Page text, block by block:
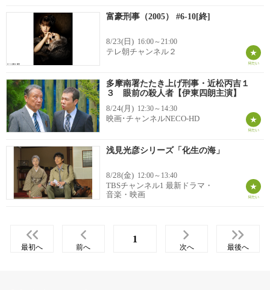
富豪刑事（2005） #6-10[終]
8/23(日) 16:00～21:00
テレ朝チャンネル２
多摩南署たたき上げ刑事・近松丙吉１
３ 眼前の殺人者【伊東四朗主演】
8/24(月) 12:30～14:30
映画･チャンネルNECO-HD
浅見光彦シリーズ「化生の海」
8/28(金) 12:00～13:40
TBSチャンネル1 最新ドラマ・
音楽・映画
最初へ 前へ
1
次へ 最後へ